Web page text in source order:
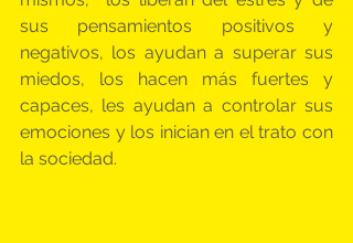
sus pensamientos positivos y
negativos, los ayudan a superar sus
miedos, los hacen más fuertes y
capaces, les ayudan a controlar sus
emociones y los inician en el trato con
la sociedad.